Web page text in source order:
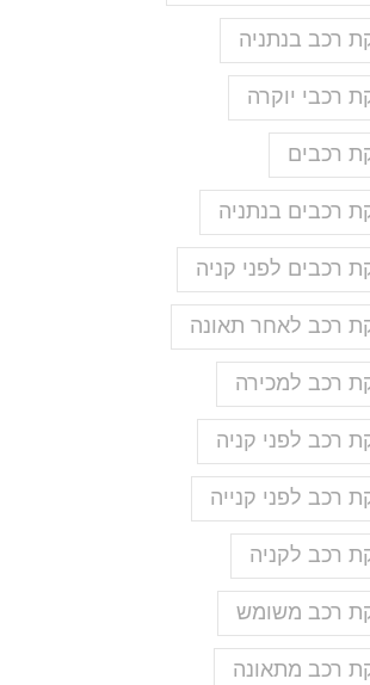
רכב בנתניה
רכבי יוקרה
רכבים
רכבים בנתניה
רכבים לפני קניה
רכב לאחר תאונה
רכב למכירה
רכב לפני קניה
רכב לפני קנייה
רכב לקניה
רכב משומש
רכב מתאונה